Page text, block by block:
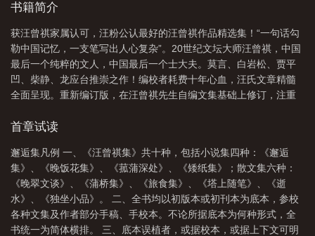
有作品列表
1998 汪曾祺的作品有什么? 汪曾祺作品 汪曾祺合集 汪曾祺全集
(2) 汪曾祺作品原文 汪曾祺的全部作品 汪曾祺作品排行 汪曾祺所有作
品 汪曾祺的十大经典语录 汪曾祺著名作品 汪曾祺值得一看的作品 汪曾
祺作品精选集 汪曾祺全集(1)
书籍简介
获汪曾祺家属认可，汪粉公认最好的汪曾祺作品精选集！“一句话勾
勒中国记忆，一支笔写出人心复杂”。20世纪文坛大师汪曾祺，中国
最后一个纯粹的文人，中国最后一个士大夫。莫言、白岩松、贾平
凹、柴静、龙应台推崇之作！编校者耗费十年心血，汪氏文章精髓
全面呈现。重新编订版，在汪曾祺先生自编文集基础上修订，注重
套装收录小说集：《菰蒲深处》《矮纸集》《晚饭花集》《邂逅
《旅食集》《独坐小品》。汪曾祺和沈从文一样，是那种培养作家
的作家，是二十世纪下半叶在自己独创的形式中达到艺术完美的惟
一大师级中国小说家，其成就不亚于被国人津津乐道的博尔赫斯。
他对白话文的贡献是独一无二的，文字干净而传神。他的小说作品
“肯定是中国现代小说中足以傲世的极少数重大收获之一”。
首章试读
邂逅集凡例 一、《汪曾祺集》共十种，包括小说集四种：《邂逅
集》、《晚饭花集》、《菰蒲深处》、《矮纸集》；散文集六种：
《晚翠文谈》、《蒲桥集》、《旅食集》、《塔上随笔》、《逝
水》、《独坐小品》。 二、全书均以初版本或初刊本为底本，参校
各种文集及作者部分手稿、手校本。不论所据底本为何种形式，全
书统一为简体横排。 三、底本误植者，或据校本，或据上下文可明